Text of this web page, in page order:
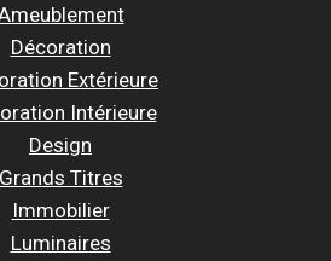
Décoration
Extérieure
Intérieure
Design
Grands Titres
Immobilier
Luminaires